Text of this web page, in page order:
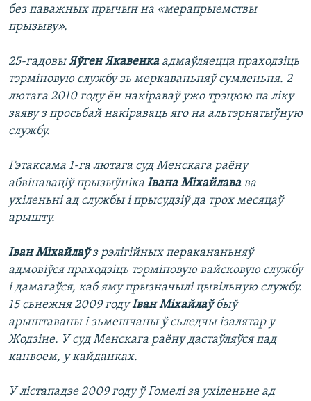
без паважных прычын на «мерапрыемствы
прызыву».
25-гадовыЯўген Якавенкаадмаўляецца праходзіць
тэрміновую службу зь меркаваньняў сумленьня. 2
лютага 2010 году ён накіраваў ужо трэцюю па ліку
заяву з просьбай накіраваць яго на альтэрнатыўную
службу.
Гэтаксама 1-га лютага суд Менскага раёну
абвінаваціў прызыўніка Івана Міхайлавава
ухіленьні ад службы і прысудзіў да трох месяцаў
арышту.
Іван Міхайлаўз рэлігійных перакананьняў
адмовіўся праходзіць тэрміновую вайсковую службу
і дамагаўся, каб яму прызначылі цывільную службу.
15 сьнежня 2009 годуІван Міхайлаўбыў
арыштаваны і зьмешчаны ў сьледчы ізалятар у
Жодзіне. У суд Менскага раёну дастаўляўся пад
канвоем, у кайданках.
У лістападзе 2009 году ў Гомелі за ухіленьне ад